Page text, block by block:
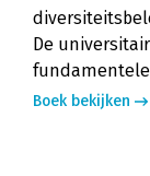
De
Boek bekijken